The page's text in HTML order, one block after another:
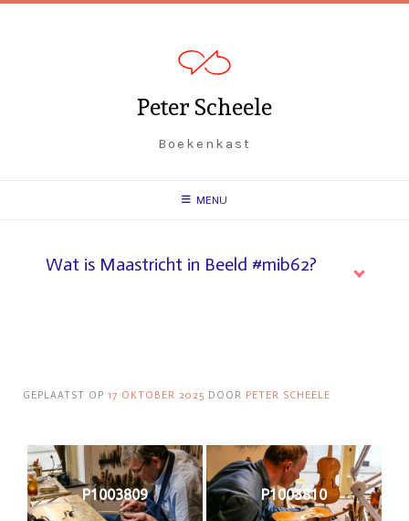
Spring
Peter Scheele
Boekenkast
MENU
Wat is Maastricht in Beeld #mib62?
GEPLAATST OP 17 OKTOBER 2025 DOOR PETER SCHEELE
P1003809 P1003810